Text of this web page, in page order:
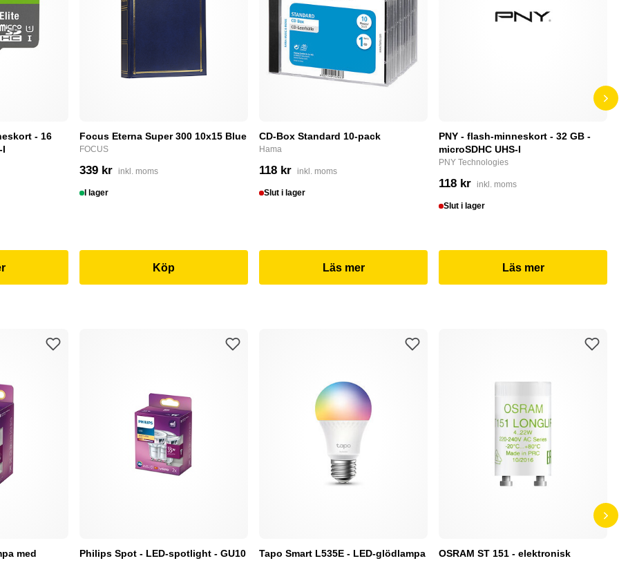
- 16
I
Focus Eterna Super 300 10x15 Blue
FOCUS
339 kr inkl. moms
I lager
Köp
CD-Box Standard 10-pack
Hama
118 kr inkl. moms
Slut i lager
Läs mer
PNY - flash-minneskort - 32 GB -
microSDHC UHS-I
PNY Technologies
118 kr inkl. moms
Slut i lager
Läs mer
med
Philips Spot - LED-spotlight - GU10
Tapo Smart L535E - LED-glödlampa
OSRAM ST 151 - elektronisk